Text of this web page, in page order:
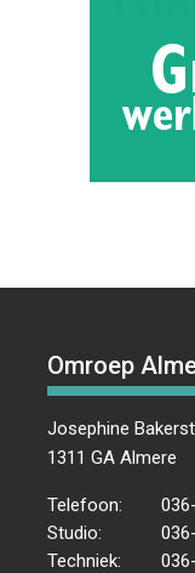
Omroep
Josephine
1311 GA Almere
Telefoon:
Studio:
Techniek: